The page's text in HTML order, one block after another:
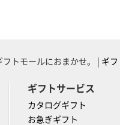
トモールにおまかせ。 | ギフ
ギフトサービス
カタログギフト
お急ぎギフト